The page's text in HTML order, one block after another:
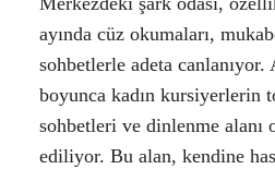
ayında cüz okumaları,
sohbetlerle adeta canlanıyor.
boyunca kadın kursiyerlerin
sohbetleri ve dinlenme alanı
ediliyor. Bu alan, kendine